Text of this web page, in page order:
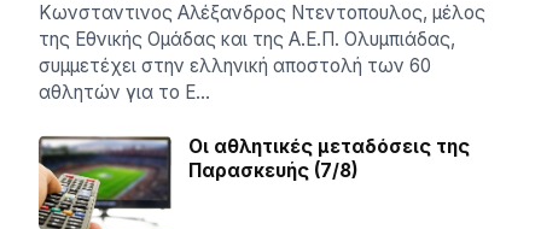
Κωνσταντινος Αλέξανδρος Ντεντοπουλος, μέλος
της Εθνικής Ομάδας και της Α.Ε.Π. Ολυμπιάδας,
συμμετέχει στην ελληνική αποστολή των 60
αθλητών για το Ε…
Οι αθλητικές μεταδόσεις της
Παρασκευής (7/8)